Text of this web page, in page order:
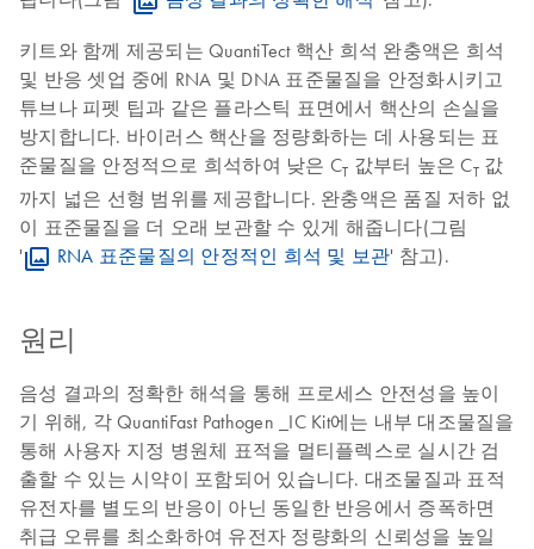
키트와 함께 제공되는 QuantiTect 핵산 희석 완충액은 희석
및 반응 셋업 중에 RNA 및 DNA 표준물질을 안정화시키고
튜브나 피펫 팁과 같은 플라스틱 표면에서 핵산의 손실을
방지합니다. 바이러스 핵산을 정량화하는 데 사용되는 표
준물질을 안정적으로 희석하여 낮은 CT 값부터 높은 CT 값
까지 넓은 선형 범위를 제공합니다. 완충액은 품질 저하 없
이 표준물질을 더 오래 보관할 수 있게 해줍니다(그림
'
RNA 표준물질의 안정적인 희석 및 보관' 참고).
원리
음성 결과의 정확한 해석을 통해 프로세스 안전성을 높이
기 위해, 각 QuantiFast Pathogen _IC Kit에는 내부 대조물질을
통해 사용자 지정 병원체 표적을 멀티플렉스로 실시간 검
출할 수 있는 시약이 포함되어 있습니다. 대조물질과 표적
유전자를 별도의 반응이 아닌 동일한 반응에서 증폭하면
취급 오류를 최소화하여 유전자 정량화의 신뢰성을 높일